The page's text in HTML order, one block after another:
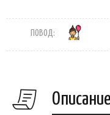
ПОВОД: